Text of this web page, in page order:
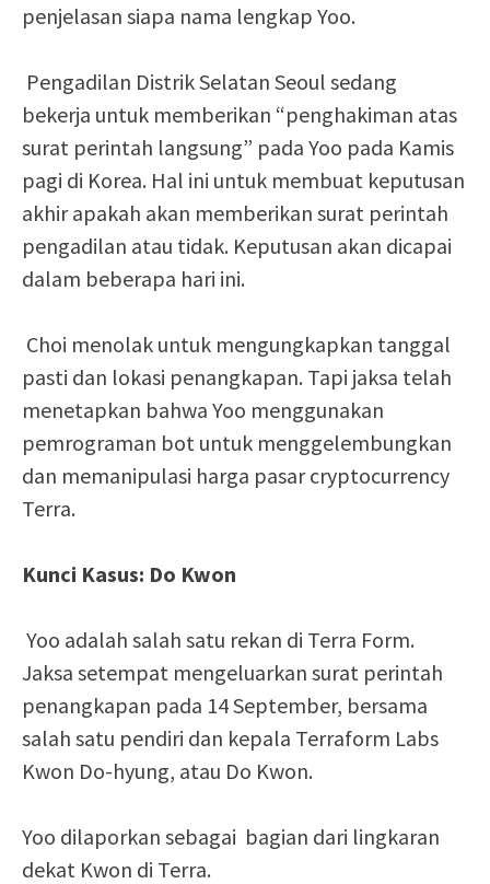
penjelasan siapa nama lengkap Yoo.
Pengadilan Distrik Selatan Seoul sedang
bekerja untuk memberikan “penghakiman atas
surat perintah langsung” pada Yoo pada Kamis
pagi di Korea. Hal ini untuk membuat keputusan
akhir apakah akan memberikan surat perintah
pengadilan atau tidak. Keputusan akan dicapai
dalam beberapa hari ini.
Choi menolak untuk mengungkapkan tanggal
pasti dan lokasi penangkapan. Tapi jaksa telah
menetapkan bahwa Yoo menggunakan
pemrograman bot untuk menggelembungkan
dan memanipulasi harga pasar cryptocurrency
Terra.
Kunci Kasus: Do Kwon
Yoo adalah salah satu rekan di Terra Form.
Jaksa setempat mengeluarkan surat perintah
penangkapan pada 14 September, bersama
salah satu pendiri dan kepala Terraform Labs
Kwon Do-hyung, atau Do Kwon.
Yoo dilaporkan sebagai bagian dari lingkaran
dekat Kwon di Terra.